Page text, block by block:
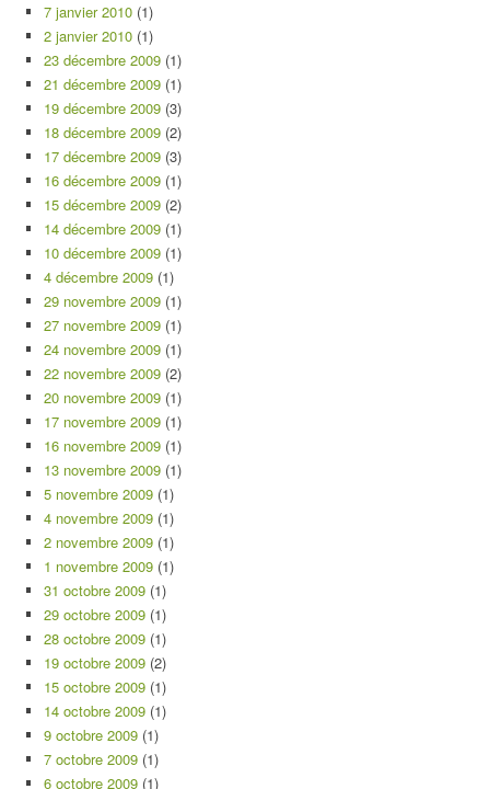
7 janvier 2010 (1)
2 janvier 2010 (1)
23 décembre 2009 (1)
21 décembre 2009 (1)
19 décembre 2009 (3)
18 décembre 2009 (2)
17 décembre 2009 (3)
16 décembre 2009 (1)
15 décembre 2009 (2)
14 décembre 2009 (1)
10 décembre 2009 (1)
4 décembre 2009 (1)
29 novembre 2009 (1)
27 novembre 2009 (1)
24 novembre 2009 (1)
22 novembre 2009 (2)
20 novembre 2009 (1)
17 novembre 2009 (1)
16 novembre 2009 (1)
13 novembre 2009 (1)
5 novembre 2009 (1)
4 novembre 2009 (1)
2 novembre 2009 (1)
1 novembre 2009 (1)
31 octobre 2009 (1)
29 octobre 2009 (1)
28 octobre 2009 (1)
19 octobre 2009 (2)
15 octobre 2009 (1)
14 octobre 2009 (1)
9 octobre 2009 (1)
7 octobre 2009 (1)
6 octobre 2009 (1)